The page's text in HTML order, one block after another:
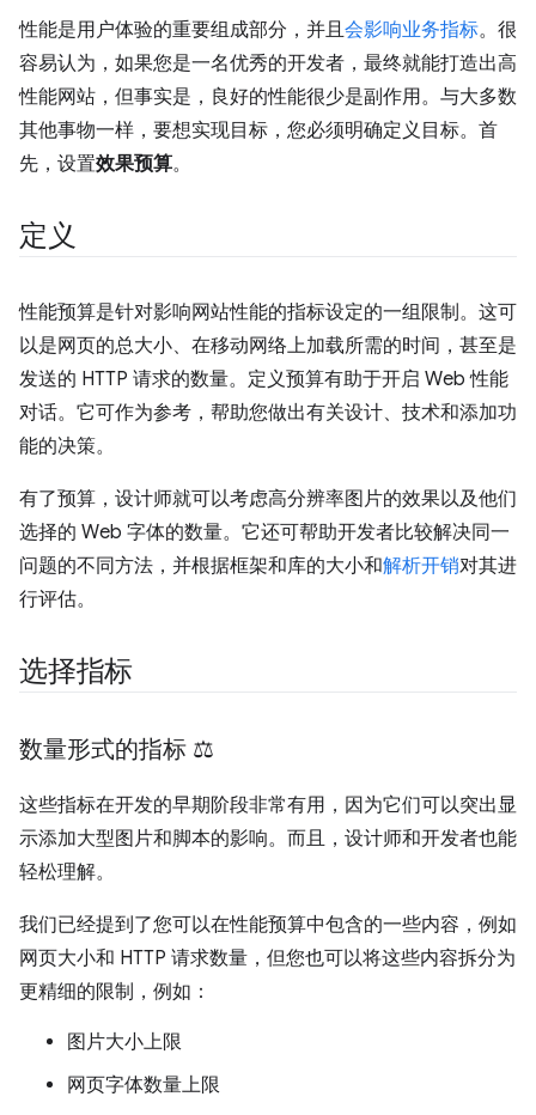
性能是用户体验的重要组成部分，并且会影响业务指标。很
容易认为，如果您是一名优秀的开发者，最终就能打造出高
性能网站，但事实是，良好的性能很少是副作用。与大多数
其他事物一样，要想实现目标，您必须明确定义目标。首
先，设置效果预算。
定义
性能预算是针对影响网站性能的指标设定的一组限制。这可
以是网页的总大小、在移动网络上加载所需的时间，甚至是
发送的 HTTP 请求的数量。定义预算有助于开启 Web 性能
对话。它可作为参考，帮助您做出有关设计、技术和添加功
能的决策。
有了预算，设计师就可以考虑高分辨率图片的效果以及他们
选择的 Web 字体的数量。它还可帮助开发者比较解决同一
问题的不同方法，并根据框架和库的大小和解析开销对其进
行评估。
选择指标
数量形式的指标 ⚖️
这些指标在开发的早期阶段非常有用，因为它们可以突出显
示添加大型图片和脚本的影响。而且，设计师和开发者也能
轻松理解。
我们已经提到了您可以在性能预算中包含的一些内容，例如
网页大小和 HTTP 请求数量，但您也可以将这些内容拆分为
更精细的限制，例如：
图片大小上限
网页字体数量上限